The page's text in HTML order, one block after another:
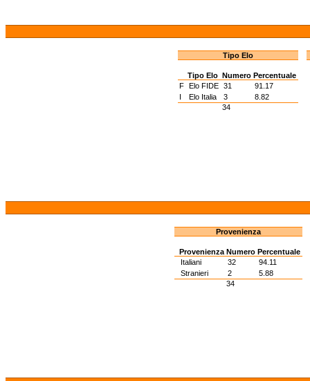
Tipo Elo
Tipo Elo Numero Percentuale
F Elo FIDE 31
91.17
I
Elo Italia 3
8.82
34
Provenienza
Provenienza Numero Percentuale
Italiani
32
94.11
Stranieri
2
5.88
34